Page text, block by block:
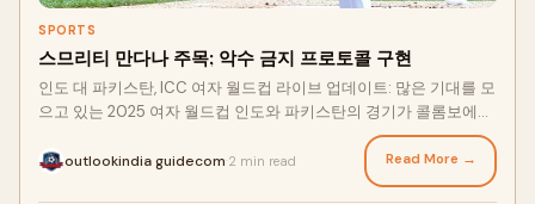
SPORTS
스므리티 만다나 주목; 악수 금지 프로토콜 구현
인도 대 파키스탄, ICC 여자 월드컵 라이브 업데이트: 많은 기대를 모
으고 있는 2025 여자 월드컵 인도와 파키스탄의 경기가 콜롬보에서
진행 중입니다. 파키스탄이 토스에서 승리하고 볼링을 선택한 후 인
도가 먼저 타격하고 있습니다. 인도는 스므리티 만다나와 프라티카
outlookindia guidecom 2 min read Read More →